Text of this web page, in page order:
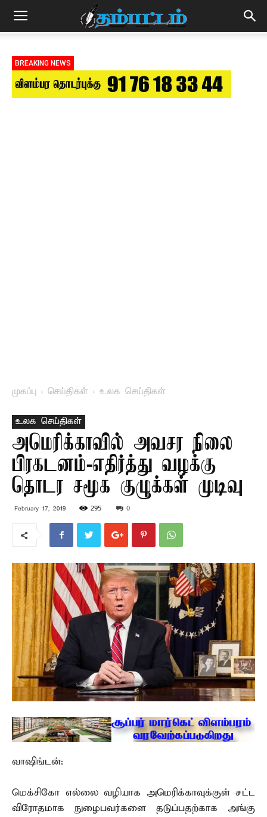
BREAKING NEWS
முகப்பு செய்திகள் உலக செய்திகள்
உலக செய்திகள்
அமெரிக்காவில் அவசர நிலை
பிரகடனம்-எதிர்த்து வழக்கு
தொடர சமூக குழுக்கள் முடிவு
February 17, 2019 295 0
வாஷிங்டன்:
மெக்சிகோ எல்லை வழியாக அமெரிக்காவுக்குள் சட்ட
விரோதமாக நுழைபவர்களை தடுப்பதற்காக அங்கு